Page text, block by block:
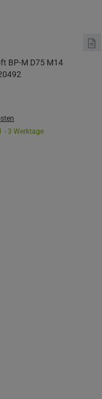
BP-M D75 M14
- 3 Werktage